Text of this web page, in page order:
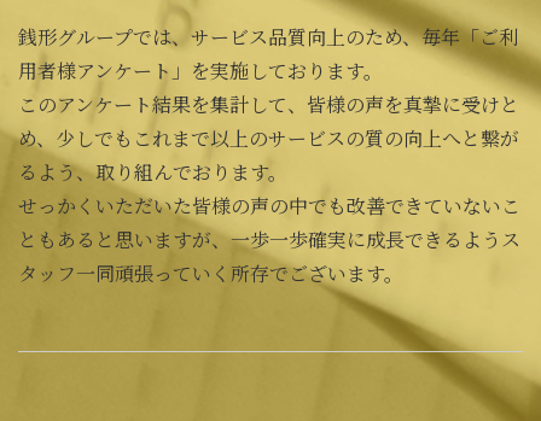
銭形グループでは、サービス品質向上のため、毎年「ご利
用者様アンケート」を実施しております。
このアンケート結果を集計して、皆様の声を真摯に受けと
め、少しでもこれまで以上のサービスの質の向上へと繋が
るよう、取り組んでおります。
せっかくいただいた皆様の声の中でも改善できていないこ
ともあると思いますが、一歩一歩確実に成長できるようス
タッフ一同頑張っていく所存でございます。